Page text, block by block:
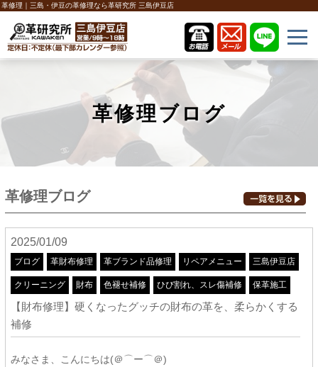
革修理｜三島・伊豆の革修理なら革研究所 三島伊豆店
革修理ブログ
革修理ブログ
2025/01/09
ブログ 革財布修理 革ブランド品修理 リペアメニュー 三島伊豆店
クリーニング 財布 色褪せ補修 ひび割れ、スレ傷補修 保革施工
【財布修理】硬くなったグッチの財布の革を、柔らかくする
補修
みなさま、こんにちは(＠⌒ー⌒＠)